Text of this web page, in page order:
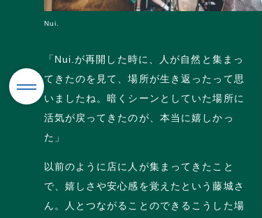
Nui.
「Nui.が再開した時に、人が自然と集まっ
てきたのを見て、場所が生き返ったって思
いましたね。暗くシーンとしていた場所に
活気が戻ってきたのが、本当に嬉しかっ
た」
以前のように店に人が集まってきたこと
で、嬉しさや安心感を覚えたという藤城さ
ん。人とつながることのできるこうした場